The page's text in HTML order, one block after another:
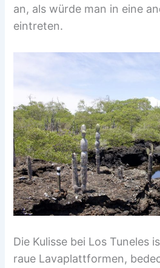
an, als würde man in eine
eintreten.
Die Kulisse bei Los Tuneles
raue Lavaplattformen,